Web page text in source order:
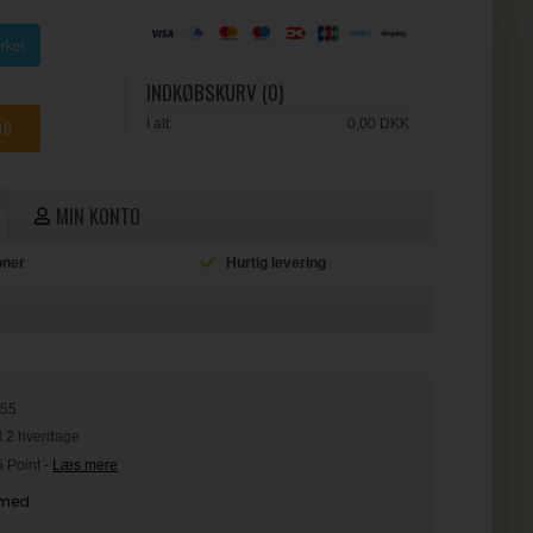
INDKØBSKURV (0)
I alt: 0,00 DKK
MIN KONTO
Hurtig levering
2 hverdage
Point - Læs mere